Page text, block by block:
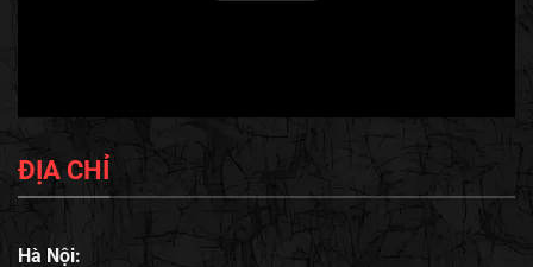
ĐỊA CHỈ
Hà Nội: